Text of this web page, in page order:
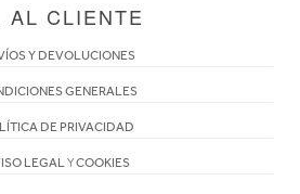
AL CLIENTE
Y DEVOLUCIONES
GENERALES
DE PRIVACIDAD
LEGALYCOOKIES